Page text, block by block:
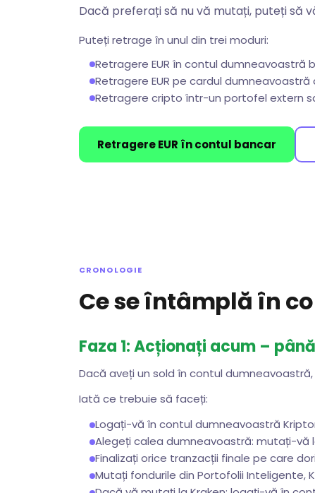
Dacă preferați să nu vă mutați, puteți să
Puteți retrage în unul din trei moduri:
Retragere EUR în contul dumneavoastră
Retragere EUR pe cardul
Retragere cripto într-un portofel extern
Retragere EUR în contul bancar
CRONOLOGIE
Ce se întâmplă în
Faza 1: Acționați acum –
Dacă aveți un sold în contul
Iată ce trebuie să faceți:
Logați-vă în contul dumneavoastră
Alegeți calea dumneavoastră: mutați-vă
Finalizați orice tranzacții finale pe care
Mutați fondurile din Portofolii Inteligente,